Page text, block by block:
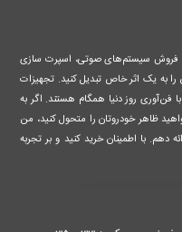
فروش سیستم‌های صوتی، اسپرت سازی
به یک اثر خاص تبدیل کنید. تجهیزات
فن‌آوری روز دنیا همگام هستند. اگر به
ظاهر خودروتان را متحول کنید، من
دهم. با اطمینان خرید کنید و بر تجربه